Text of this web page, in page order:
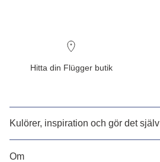
Hitta din Flügger butik
Kulörer, inspiration och gör det själv
Om